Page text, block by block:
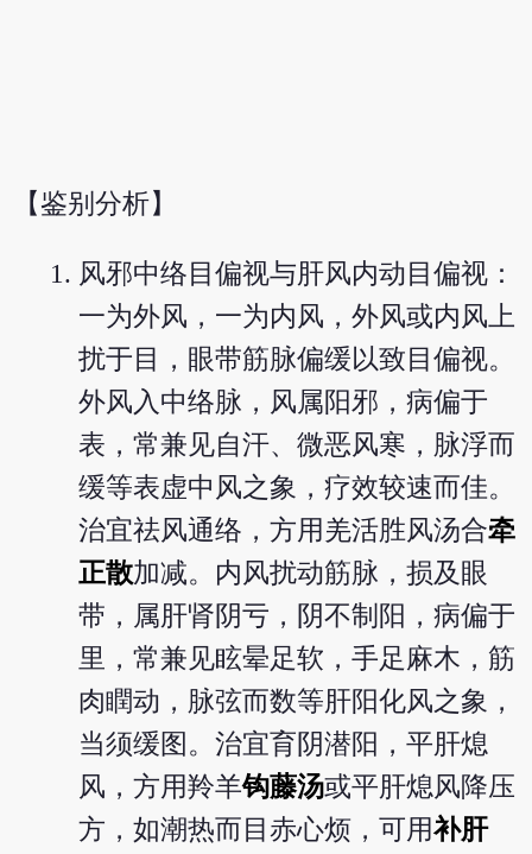
【鉴别分析】
风邪中络目偏视与肝风内动目偏视：
一为外风，一为内风，外风或内风上
扰于目，眼带筋脉偏缓以致目偏视。
外风入中络脉，风属阳邪，病偏于
表，常兼见自汗、微恶风寒，脉浮而
缓等表虚中风之象，疗效较速而佳。
治宜祛风通络，方用羌活胜风汤合牵
正散加减。内风扰动筋脉，损及眼
带，属肝肾阴亏，阴不制阳，病偏于
里，常兼见眩晕足软，手足麻木，筋
肉瞤动，脉弦而数等肝阳化风之象，
当须缓图。治宜育阴潜阳，平肝熄
风，方用羚羊钩藤汤或平肝熄风降压
方，如潮热而目赤心烦，可用补肝